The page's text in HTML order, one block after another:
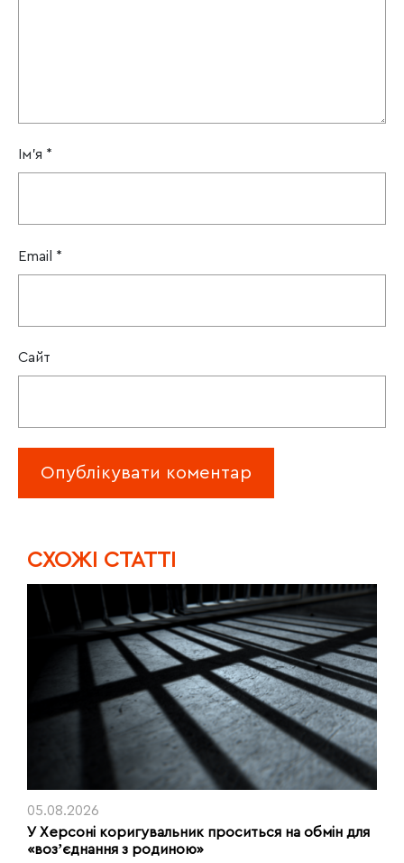
Ім'я *
Email *
Сайт
CХОЖІ СТАТТІ
05.08.2026
У Херсоні коригувальник проситься на обмін для
«возʼєднання з родиною»